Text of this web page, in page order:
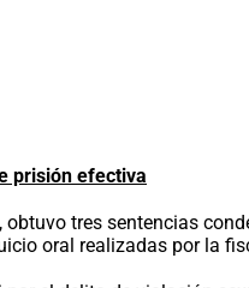
prisión efectiva
tres sentencias
oral realizadas por la